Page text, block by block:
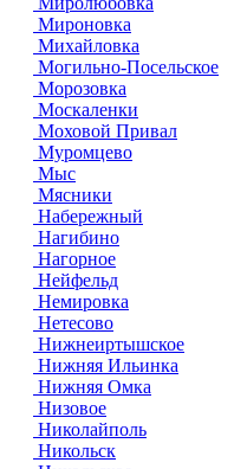
Мироновка
Михайловка
Могильно-Посельское
Морозовка
Москаленки
Моховой Привал
Муромцево
Мыс
Мясники
Набережный
Нагибино
Нагорное
Нейфельд
Немировка
Нетесово
Нижнеиртышское
Нижняя Ильинка
Нижняя Омка
Низовое
Николайполь
Никольск